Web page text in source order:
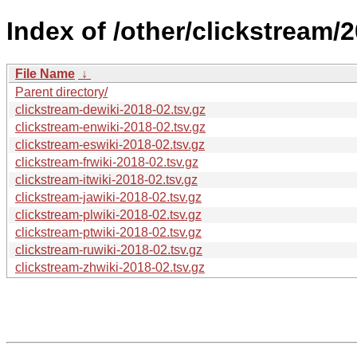
Index of /other/clickstream/
File Name ↓
Parent directory/
clickstream-dewiki-2018-02.tsv.gz
clickstream-enwiki-2018-02.tsv.gz
clickstream-eswiki-2018-02.tsv.gz
clickstream-frwiki-2018-02.tsv.gz
clickstream-itwiki-2018-02.tsv.gz
clickstream-jawiki-2018-02.tsv.gz
clickstream-plwiki-2018-02.tsv.gz
clickstream-ptwiki-2018-02.tsv.gz
clickstream-ruwiki-2018-02.tsv.gz
clickstream-zhwiki-2018-02.tsv.gz